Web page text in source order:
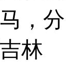
，分
林